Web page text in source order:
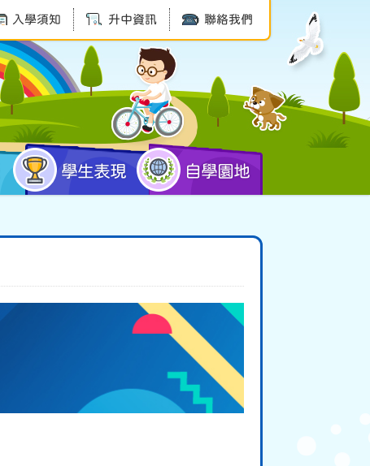
入學須知 升中資訊 聯絡我們
學生表現 自學園地